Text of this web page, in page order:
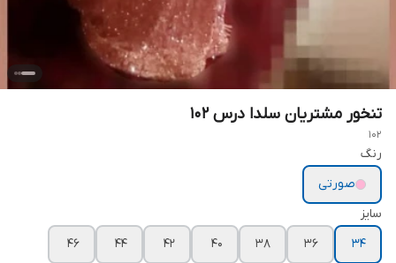
تنخور مشتریان سلدا درس ۱۰۲
102
رنگ
صورتی
سایز
۳۴
۳۶ ۳۸ ۴۰ ۴۲ ۴۴ ۴۶